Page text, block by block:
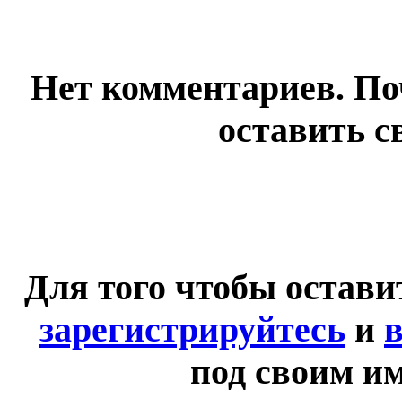
Нет комментариев.
оставить
Для того чтобы
зарегистрируйтесь и
под своим